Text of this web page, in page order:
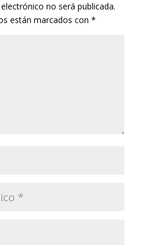
no será publicada.
están marcados con *